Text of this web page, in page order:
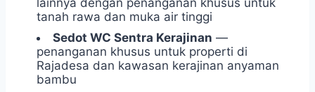
tanah rawa dan muka air tinggi
Sedot WC Sentra Kerajinan —
penanganan khusus untuk properti di
Rajadesa dan kawasan kerajinan anyaman
bambu